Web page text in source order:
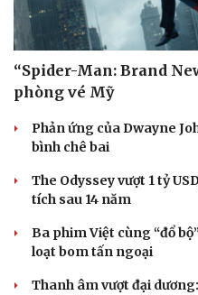
“Spider-Man: Brand
phòng vé Mỹ
Phản ứng của Dwayne
bình chê bai
The Odyssey vượt 1 tỷ
tích sau 14 năm
Ba phim Việt cùng “đổ
loạt bom tấn ngoại
Thanh âm vượt đại